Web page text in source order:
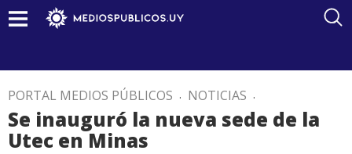
PORTAL MEDIOS PÚBLICOS . NOTICIAS .
Se inauguró la nueva sede de la
Utec en Minas